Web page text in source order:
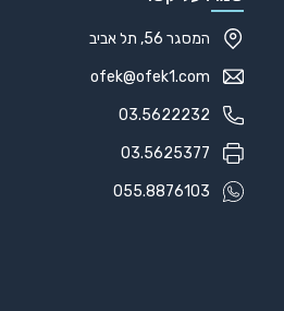
המסגר 56, תל אביב
ofek@ofek1.com
03.5622232
03.5625377
055.8876103